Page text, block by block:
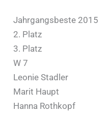
Jahrgangsbeste 2015
2. Platz
3. Platz
W 7
Leonie Stadler
Marit Haupt
Hanna Rothkopf